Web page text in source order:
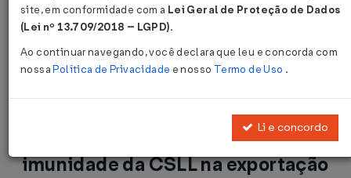
Página Inicial
Notícias
...
Voltar
Suspenso julgamento sobre
imunidade da CSLL na exportação
site, em conformidade com a Lei Geral de Proteção de Dados
(Lei nº 13.709/2018 – LGPD).
Ao continuar navegando, você declara que leu e concorda com
nossaPolítica de Privacidade e nosso Termo de Uso .
Li e concordo